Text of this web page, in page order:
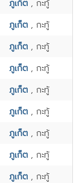
ภูเก็ต , กะทู้
ภูเก็ต , กะทู้
ภูเก็ต , กะทู้
ภูเก็ต , กะทู้
ภูเก็ต , กะทู้
ภูเก็ต , กะทู้
ภูเก็ต , กะทู้
ภูเก็ต , กะทู้
ภูเก็ต , กะทู้